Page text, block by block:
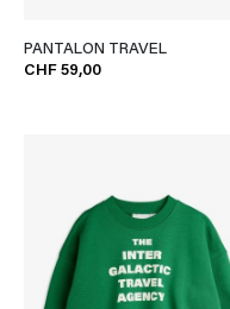
PANTALON TRAVEL
CHF 59,00